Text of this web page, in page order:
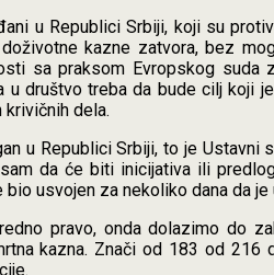
u Republici Srbiji, koji su
kazne zatvora, bez
sa praksom Evropskog suda
u društvo treba da bude cilj koji
dela.
u Republici Srbiji, to je
da će biti inicijativa ili
bio usvojen za nekoliko dana da
pravo, onda dolazimo do
kazna. Znači od 183 od 216